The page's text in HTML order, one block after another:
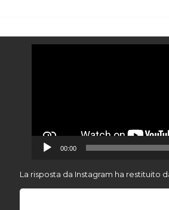
00:00
La risposta da Instagram ha restituito